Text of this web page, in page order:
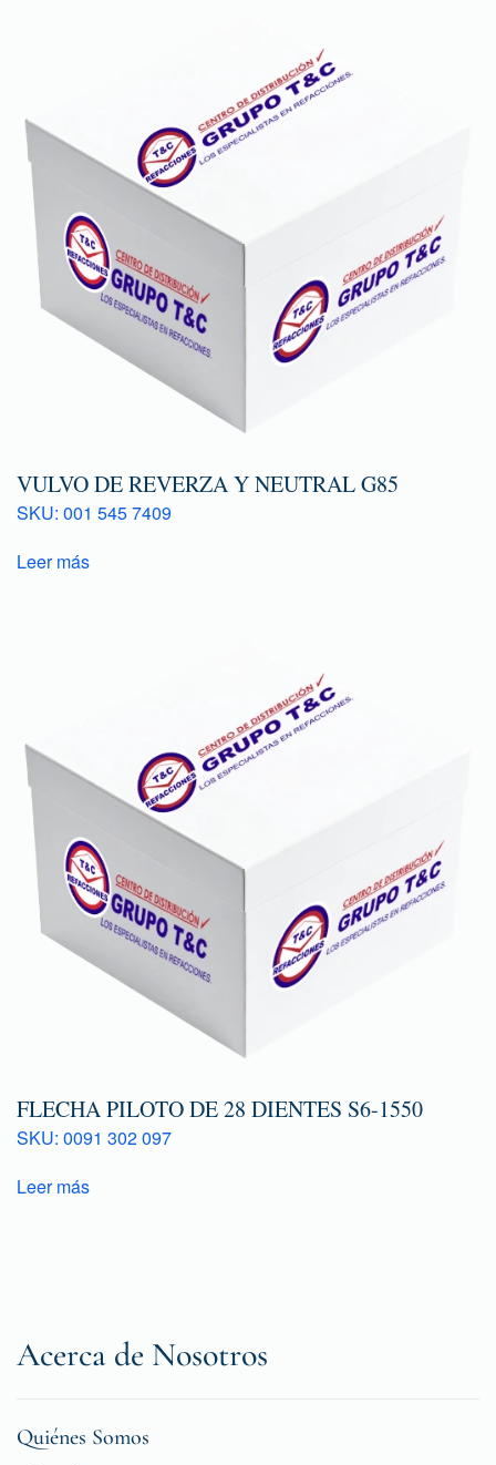
VULVO DE REVERZA Y NEUTRAL G85
SKU: 001 545 7409
Leer más
FLECHA PILOTO DE 28 DIENTES S6-1550
SKU: 0091 302 097
Leer más
Acerca de Nosotros
Quiénes Somos